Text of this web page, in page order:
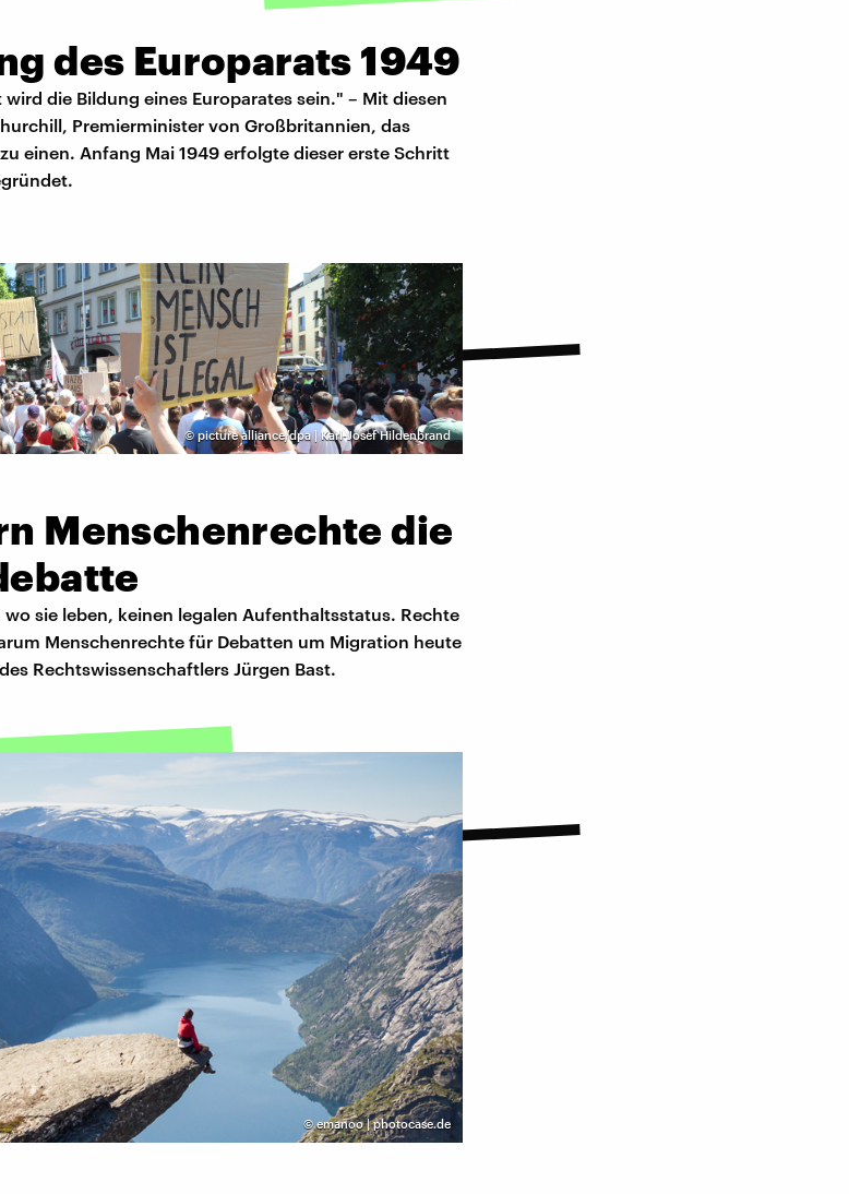
des Europarats 1949
die Bildung eines Europarates sein." – Mit diesen
Premierminister von Großbritannien, das
einen. Anfang Mai 1949 erfolgte dieser erste Schritt
©picture alliance/dpa | Karl-Josef Hildenbrand
Menschenrechte die
sie leben, keinen legalen Aufenthaltsstatus. Rechte
Menschenrechte für Debatten um Migration heute
Rechtswissenschaftlers Jürgen Bast.
©emanoo | photocase.de